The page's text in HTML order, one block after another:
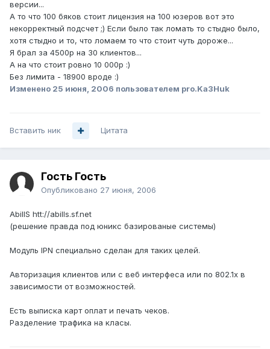
версии...
А то что 100 бяков стоит лицензия на 100 юзеров вот это
некорректный подсчет ;) Если было так ломать то стыдно было,
хотя стыдно и то, что ломаем то что стоит чуть дороже...
Я брал за 4500р на 30 клиентов...
А на что стоит ровно 10 000р :)
Без лимита - 18900 вроде :)
Изменено 25 июня, 2006 пользователем pro.Ka3Huk
Вставить ник Цитата
Гость Гость
Опубликовано 27 июня, 2006
AbillS htt://abills.sf.net
(решение правда под юникс базированые системы)
Модуль IPN специально сделан для таких целей.
Авторизация клиентов или с веб интерфеса или по 802.1x в
зависимости от возможностей.
Есть выписка карт оплат и печать чеков.
Разделение трафика на класы.